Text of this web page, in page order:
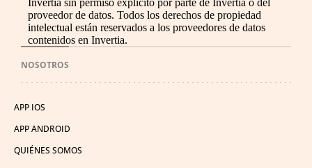
proveedor de datos. Todos los derechos de propiedad
intelectual están reservados a los proveedores de datos
contenidos en Invertia.
NOSOTROS
APP IOS
APP ANDROID
QUIÉNES SOMOS